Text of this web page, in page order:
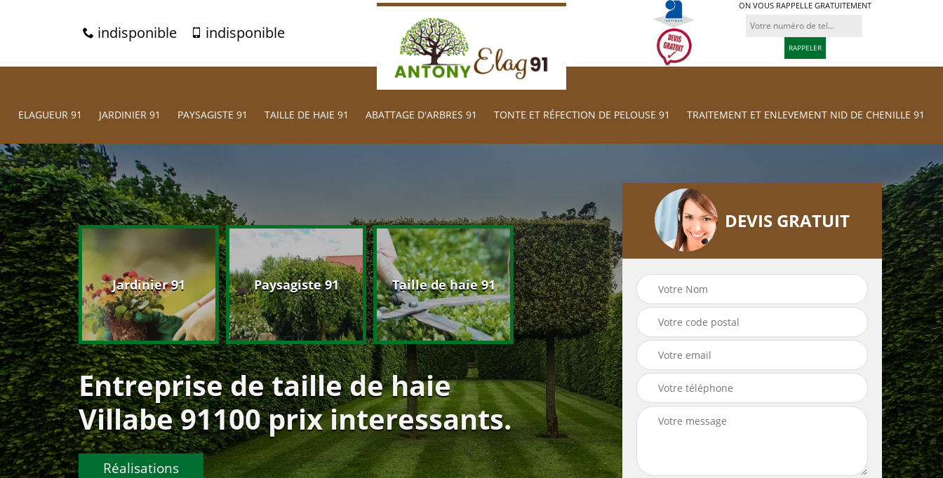
indisponible indisponible
ON VOUS RAPPELLE GRATUITEMENT
ELAGUEUR 91 JARDINIER 91 PAYSAGISTE 91 TAILLE DE HAIE 91 ABATTAGE D'ARBRES 91 TONTE ET RÉFECTION DE PELOUSE 91 TRAITEMENT ET ENLEVEMENT NID DE CHENILLE 91
91 Jardinier 91 Paysagiste 91 Taille de haie 91 Abattage d'arbres
91
Tonte et réfection
de pelouse 91
Traitement et
Enlevement nid
chenille 91
Entreprise de taille de haie
Villabe 91100 prix interessants.
Réalisations
DEVIS GRATUIT